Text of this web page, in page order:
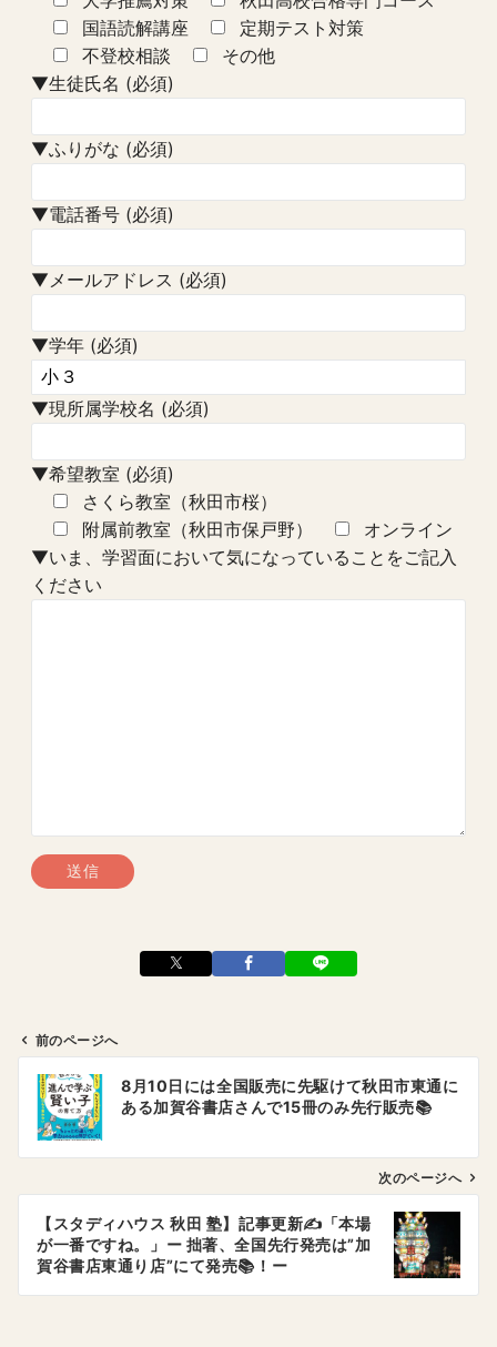
国語読解講座
定期テスト対策
不登校相談
その他
▼生徒氏名 (必須)
▼ふりがな (必須)
▼電話番号 (必須)
▼メールアドレス (必須)
▼学年 (必須)
▼現所属学校名 (必須)
▼希望教室 (必須)
さくら教室（秋田市桜）
附属前教室（秋田市保戸野）
オンライン
▼いま、学習面において気になっていることをご記入
ください
ビ
ン
前のページへ
8月10日には全国販売に先駆けて秋田市東通に
ある加賀谷書店さんで15冊のみ先行販売📚
次のページへ
【スタディハウス 秋田 塾】記事更新✍️「本場
が一番ですね。」ー 拙著、全国先行発売は”加
賀谷書店東通り店”にて発売📚！ー